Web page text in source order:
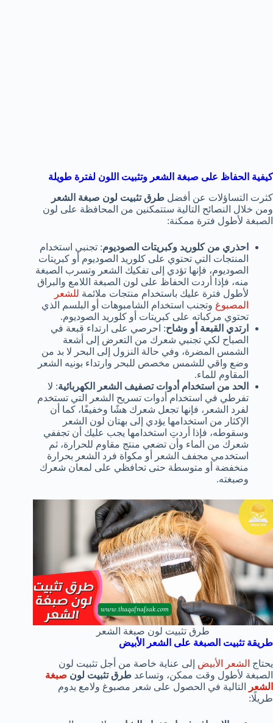
كيفية الحفاظ على صبغة الشعر وتثبيت اللون لفترة طويلة
كثرت التساؤلات عن أفضل طرق تثبيت لون صبغة الشعر
ومن خلال النصائح التالية ستتمكنين من المحافظة على لون
الصبغة لأطول فترة ممكنة:
احذري من كلوريد وكبريتات الصوديوم: تجنبي استخدام
المنتجات التي تحتوي على كلوريد الصوديوم أو كبريتات
الصوديوم، فإنها تؤدي إلى تفكيك الشعر وتسرب الصبغة
منه، فإذا أردت الحفاظ على لون الصبغة اللامع والبراق
لأطول فترة عليك باستخدام منتجات ملائمة للشعر
المصبوغ وتجنب استخدام الشامبوهات أو البلسم الذي
تحتوي مركباته على كبريتات أو كلوريد الصوديوم.
ارتدي القبعة أو وشاح: احرصي على ارتداء قبعة في
الصباح لكي تجنبي شعرك من التعرض إلى أشعة
الشمس المضرة، وفي حالة النزول إلى البحر لا بد من
وضع واقي للشمس مخصص للبحر وارتداء بونيه الشعر
المقاوم للماء.
الحد من استخدام أدوات تصفيف الشعر الكهربائية: لا
تفرطي في استخدام أدوات تسريح الشعر التي تستخدم
لفرد الشعر، فإنها تجعل شعرك هشًا وخفيفًا، كما أن
الإكثار من استخدامها يؤدي إلى بهتان لون الشعر
وسقوطه، فإذا أردتِ استخدامها يجب عليك أن تجففي
شعرك من الماء وأن تضعي منتج مقاوم للحرارة، ثم
استخدمي مجفف الشعر أو مكواة فرد الشعر بحرارة
منخفضة أو متوسطة حتى تحافظي على لمعان شعرك
وصبغته.
طرق تثبيت لون صبغة الشعر
طريقة تثبيت الصبغة على الشعر الأبيض
يحتاج الشعر الأبيض إلى عناية خاصة من أجل تثبيت لون
الصبغة لأطول وقت ممكن، وتساعد طرق تثبيت لون صبغة
الشعر
التالية في الحصول على شعر مصبوغ ولامع يدوم
طريلًا: